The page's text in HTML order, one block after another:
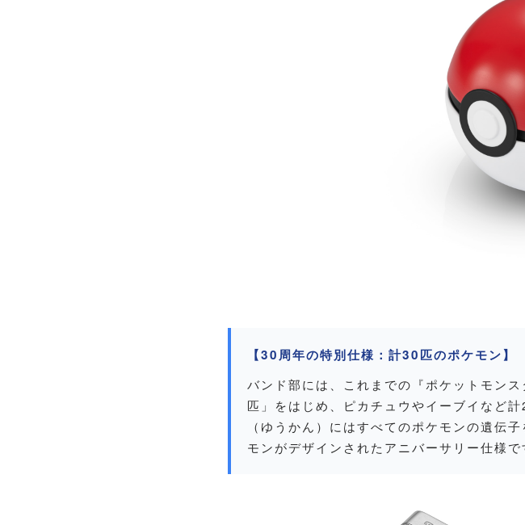
【30周年の特別仕様：計30匹のポケモン】
バンド部には、これまでの『ポケットモン
匹」をはじめ、ピカチュウやイーブイなど
（ゆうかん）にはすべてのポケモンの遺伝
モンがデザインされたアニバーサリー仕様で